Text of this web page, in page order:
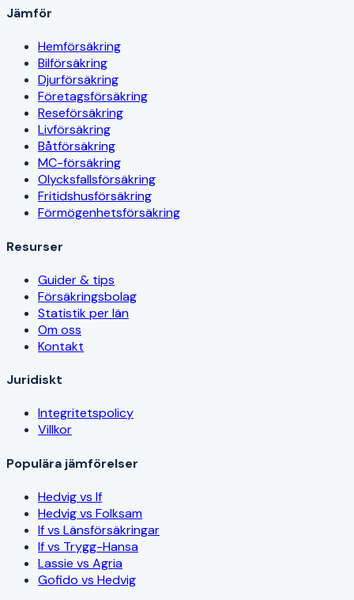
Jämför
Hemförsäkring
Bilförsäkring
Djurförsäkring
Företagsförsäkring
Reseförsäkring
Livförsäkring
Båtförsäkring
MC-försäkring
Olycksfallsförsäkring
Fritidshusförsäkring
Förmögenhetsförsäkring
Resurser
Guider & tips
Försäkringsbolag
Statistik per län
Om oss
Kontakt
Juridiskt
Integritetspolicy
Villkor
Populära jämförelser
Hedvig vs If
Hedvig vs Folksam
If vs Länsförsäkringar
If vs Trygg-Hansa
Lassie vs Agria
Gofido vs Hedvig